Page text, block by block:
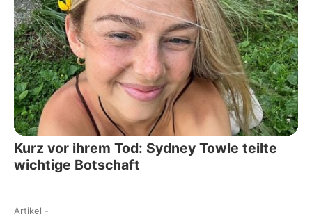
Kurz vor ihrem Tod: Sydney Towle teilte
wichtige Botschaft
Artikel -